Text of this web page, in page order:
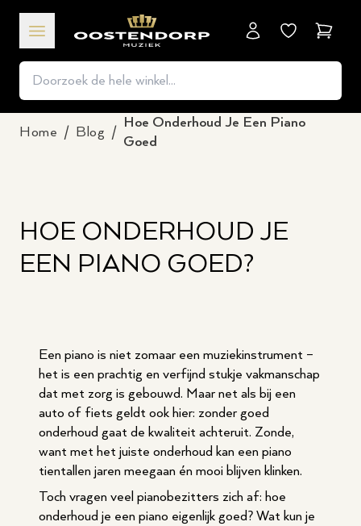
Home / Blog /
Hoe Onderhoud Je Een Piano
Goed
HOE ONDERHOUD JE
EEN PIANO GOED?
Een piano is niet zomaar een muziekinstrument –
het is een prachtig en verfijnd stukje vakmanschap
dat met zorg is gebouwd. Maar net als bij een
auto of fiets geldt ook hier: zonder goed
onderhoud gaat de kwaliteit achteruit. Zonde,
want met het juiste onderhoud kan een piano
tientallen jaren meegaan én mooi blijven klinken.
Toch vragen veel pianobezitters zich af: hoe
onderhoud je een piano eigenlijk goed? Wat kun je